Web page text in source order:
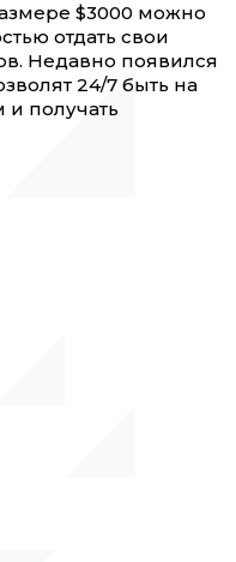
$3000 можно
отдать свои
Недавно появился
24/7 быть на
получать